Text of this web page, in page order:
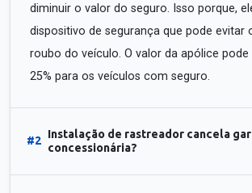
diminuir o valor do seguro. Isso porque,
dispositivo de segurança que pode evitar
roubo do veículo. O valor da apólice
25% para os veículos com seguro.
#2
Instalação de rastreador cancela
concessionária?